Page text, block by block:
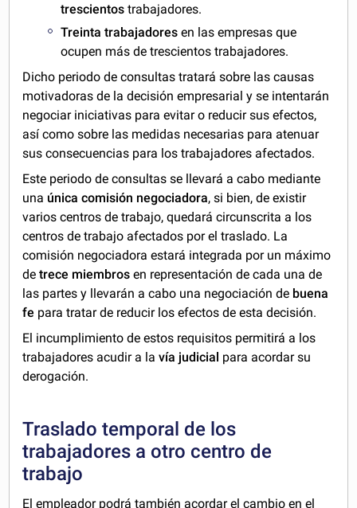
trescientos trabajadores.
Treinta trabajadores en las empresas que
ocupen más de trescientos trabajadores.
Dicho periodo de consultas tratará sobre las causas
motivadoras de la decisión empresarial y se intentarán
negociar iniciativas para evitar o reducir sus efectos,
así como sobre las medidas necesarias para atenuar
sus consecuencias para los trabajadores afectados.
Este periodo de consultas se llevará a cabo mediante
una única comisión negociadora, si bien, de existir
varios centros de trabajo, quedará circunscrita a los
centros de trabajo afectados por el traslado. La
comisión negociadora estará integrada por un máximo
detrece miembrosen representación de cada una de
las partes y llevarán a cabo una negociación de buena
fe para tratar de reducir los efectos de esta decisión.
El incumplimiento de estos requisitos permitirá a los
trabajadores acudir a la vía judicial para acordar su
derogación.
Traslado temporal de los
trabajadores a otro centro de
trabajo
El empleador podrá también acordar el cambio en el